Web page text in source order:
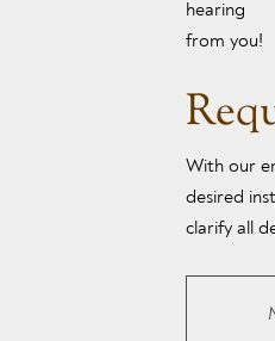
hearing
from you!
With our
desired
clarify all